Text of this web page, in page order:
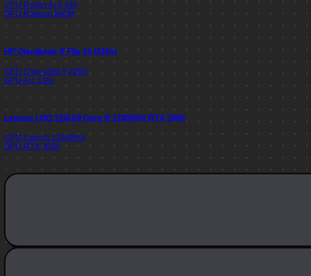
CPU Ryzen AI 5 340
GPU Radeon 840M
HP Omnibook X Flip 16 (226v)
CPU Core Ultra 5 226V
GPU Arc 130v
Lenovo LOQ 15IAX9 Core i5 12450HX RTX 3050
CPU Core i5 12450HX
GPU RTX 3050